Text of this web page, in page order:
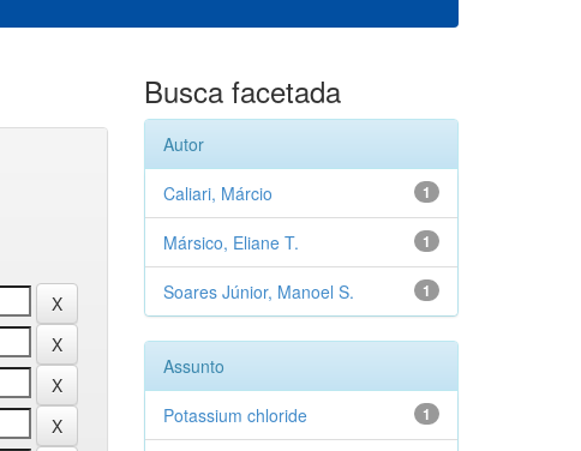
Busca facetada
Autor
1
Caliari, Márcio
1
Mársico, Eliane T.
1
Soares Júnior, Manoel S.
Assunto
1
Potassium chloride